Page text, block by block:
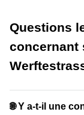
Questions
concernant
🌐 Y a-t-il une